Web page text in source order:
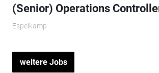
(Senior) Operations
Espelkamp
weitere Jobs